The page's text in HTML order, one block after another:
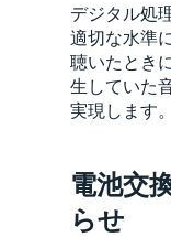
デジタル処
適切な水準
聴いたとき
生していた
実現します。
電池交
らせ